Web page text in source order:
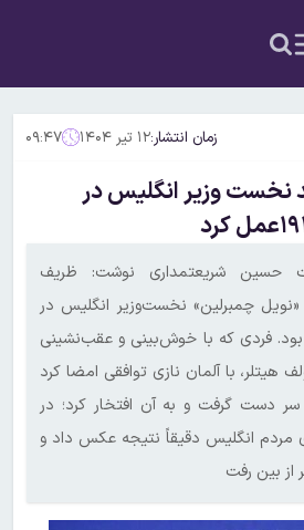
زمان انتشار:۱۲ تیر ۱۴۰۴ ۰۹:۴۷
نخست وزیر انگلیس در
حسین شریعتمداری نوشت: ظریف
چمبرلین» نخست‌وزیر انگلیس در
سال‌های ۱۹۳۷ تا ۱۹۴۰ بود. فردی که با خوش‌بینی و عقب‌نشینی
هیتلر، با آلمان نازی توافقی امضا کرد
دست گرفت و به آن افتخار کرد؛ در
مردم انگلیس دقیقاً نتیجه عکس داد و
از بین رفت